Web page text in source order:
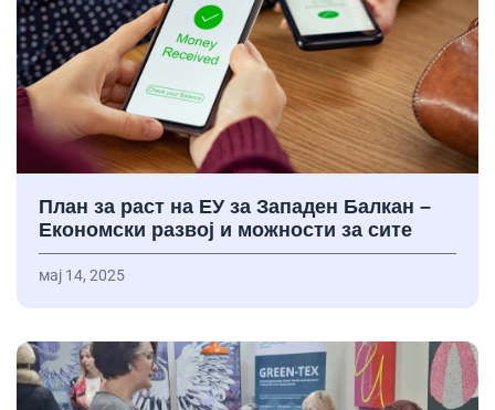
План за раст на ЕУ за Западен Балкан –
Економски развој и можности за сите
мај 14, 2025